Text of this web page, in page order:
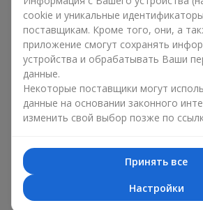
подходят для любого возраста и
можно адаптировать под любое
Массовые цветочные
тюльпаны, ромашки — это
которые остаются
покупателей. Они не только
отражают атмосферу свежести и
Популярные цветы для букетов часто
композиции всегда остаются в списке
востребованных. Если вы хотите быть
выборе, смело обращайтесь к этим
цветам.
cookie и уникальные
поставщикам. Кроме того, они, а
приложение смогут сохранять
устройства и обрабатывать Ваши
данные.
Некоторые поставщики могут
данные на основании законного
изменить свой выбор позже по
Принять все
Настройки